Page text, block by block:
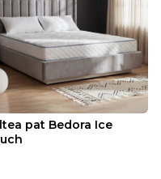
pat Bedora Ice